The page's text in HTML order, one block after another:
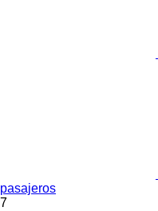
pasajeros
7